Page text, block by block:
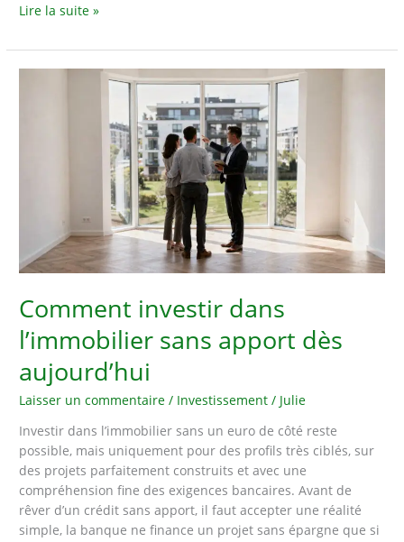
Comment
dans
l’immobilier
Lire la suite »
Comment investir dans
l’immobilier sans apport dès
aujourd’hui
Laisser un commentaire / Investissement / Julie
Investir dans l’immobilier sans un euro de côté reste
possible, mais uniquement pour des profils très ciblés, sur
des projets parfaitement construits et avec une
compréhension fine des exigences bancaires. Avant de
rêver d’un crédit sans apport, il faut accepter une réalité
simple, la banque ne finance un projet sans épargne que si